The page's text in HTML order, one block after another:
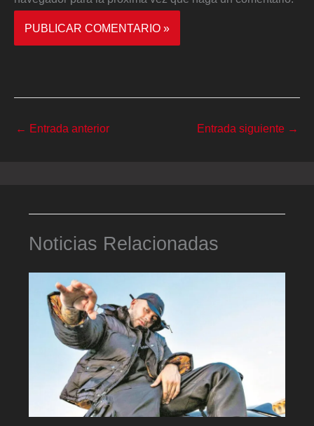
← Entrada anterior Entrada siguiente →
Noticias Relacionadas